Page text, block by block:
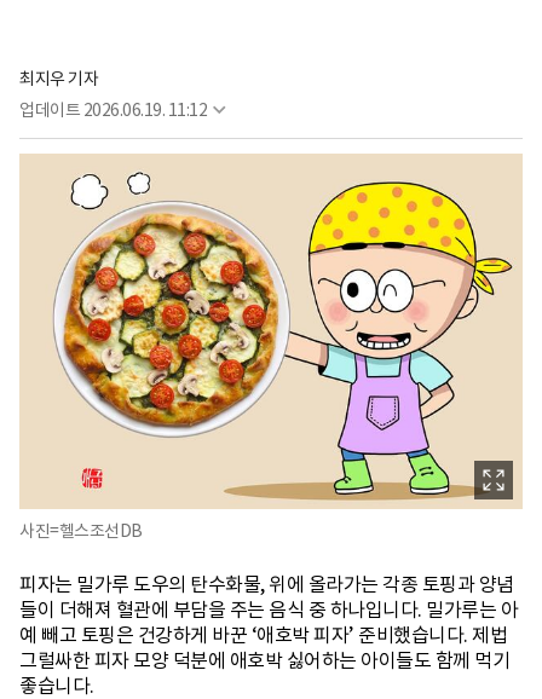
최지우 기자
업데이트 2026.06.19. 11:12
사진=헬스조선DB
피자는 밀가루 도우의 탄수화물, 위에 올라가는 각종 토핑과 양념
들이 더해져 혈관에 부담을 주는 음식 중 하나입니다. 밀가루는 아
예 빼고 토핑은 건강하게 바꾼 ‘애호박 피자’ 준비했습니다. 제법
그럴싸한 피자 모양 덕분에 애호박 싫어하는 아이들도 함께 먹기
좋습니다.